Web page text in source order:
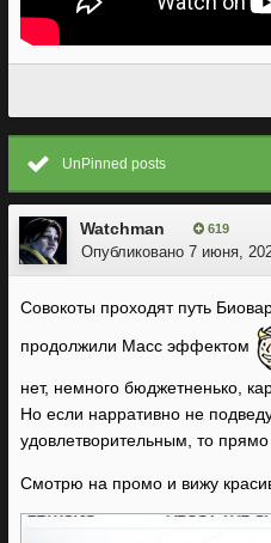
UnPinned posts
Watchman 619
Опубликовано 7 июня,
Совокоты проходят путь
продолжили Масс эффектом
нет, немного бюджетненько,
Но если нарративно не
удовлетворительным, то прямо
Смотрю на промо и вижу